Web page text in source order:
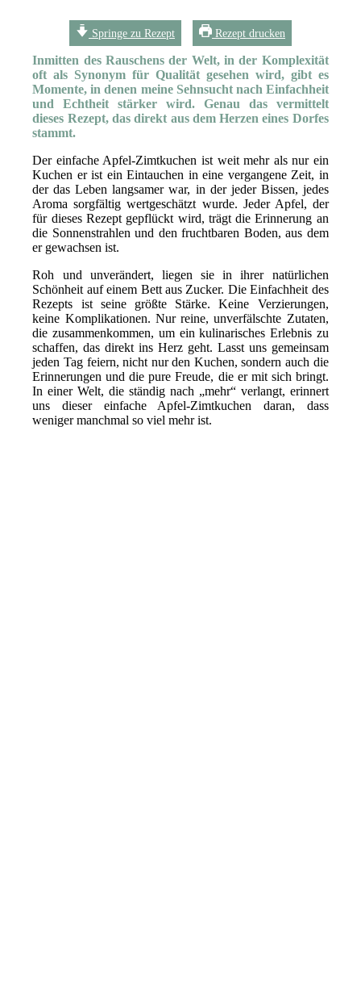
Springe zu Rezept Rezept drucken
Inmitten des Rauschens der Welt, in der Komplexität
oft als Synonym für Qualität gesehen wird, gibt es
Momente, in denen meine Sehnsucht nach Einfachheit
und Echtheit stärker wird. Genau das vermittelt
dieses Rezept, das direkt aus dem Herzen eines Dorfes
stammt.
Der einfache Apfel-Zimtkuchen ist weit mehr als nur ein
Kuchen er ist ein Eintauchen in eine vergangene Zeit, in
der das Leben langsamer war, in der jeder Bissen, jedes
Aroma sorgfältig wertgeschätzt wurde. Jeder Apfel, der
für dieses Rezept gepflückt wird, trägt die Erinnerung an
die Sonnenstrahlen und den fruchtbaren Boden, aus dem
er gewachsen ist.
Roh und unverändert, liegen sie in ihrer natürlichen
Schönheit auf einem Bett aus Zucker. Die Einfachheit des
Rezepts ist seine größte Stärke. Keine Verzierungen,
keine Komplikationen. Nur reine, unverfälschte Zutaten,
die zusammenkommen, um ein kulinarisches Erlebnis zu
schaffen, das direkt ins Herz geht. Lasst uns gemeinsam
jeden Tag feiern, nicht nur den Kuchen, sondern auch die
Erinnerungen und die pure Freude, die er mit sich bringt.
In einer Welt, die ständig nach „mehr“ verlangt, erinnert
uns dieser einfache Apfel-Zimtkuchen daran, dass
weniger manchmal so viel mehr ist.